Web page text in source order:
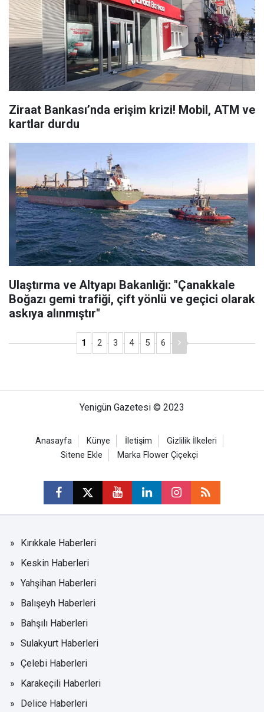
Ziraat Bankası’nda erişim krizi! Mobil, ATM ve
kartlar durdu
Ulaştırma ve Altyapı Bakanlığı: "Çanakkale
Boğazı gemi trafiği, çift yönlü ve geçici olarak
askıya alınmıştır"
1 2 3 4 5 6
Yenigün Gazetesi © 2023
Anasayfa Künye İletişim
Gizlilik İlkeleri
Sitene Ekle
Marka Flower Çiçekçi
Kırıkkale Haberleri
Keskin Haberleri
Yahşihan Haberleri
Balışeyh Haberleri
Bahşılı Haberleri
Sulakyurt Haberleri
Çelebi Haberleri
Karakeçili Haberleri
Delice Haberleri